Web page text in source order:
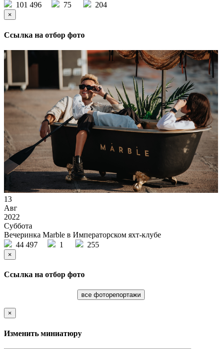
101 496
75 204
×
Ссылка на отбор фото
13
Авг
2022
Суббота
Вечеринка Marble в Императорском яхт-клубе
44 497
1 255
×
Ссылка на отбор фото
все фоторепортажи
×
Изменить миниатюру